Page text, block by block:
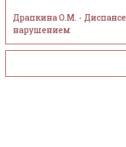
Драпкина О.М. -
нарушением